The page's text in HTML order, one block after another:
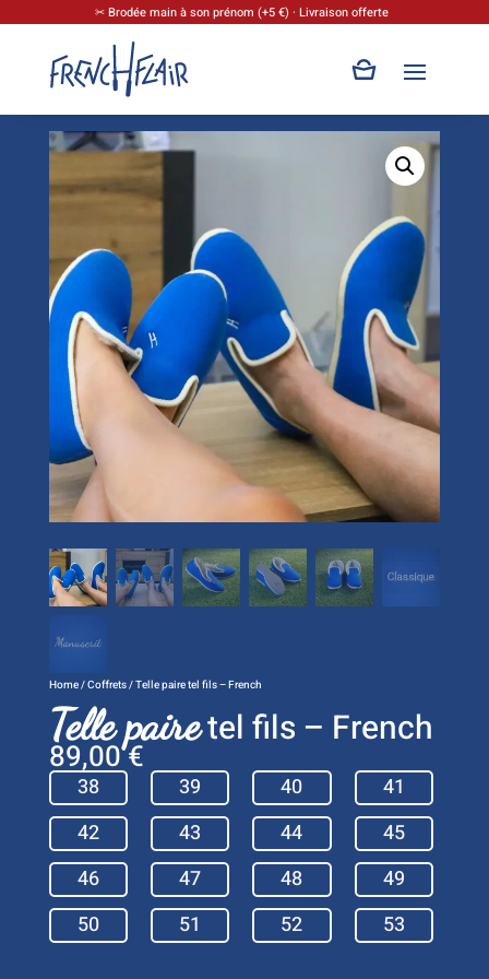
✂ Brodée main à son prénom (+5 €) · Livraison offerte
Home/Coffrets/ Telle paire tel fils – French
Telle pairetel fils – French
89,00€
38 39 40
41
42
43 44
45
46
47 48
49
50
51 52 53